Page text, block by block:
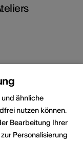
ähnliche
nutzen können.
Bearbeitung Ihrer
Personalisierung